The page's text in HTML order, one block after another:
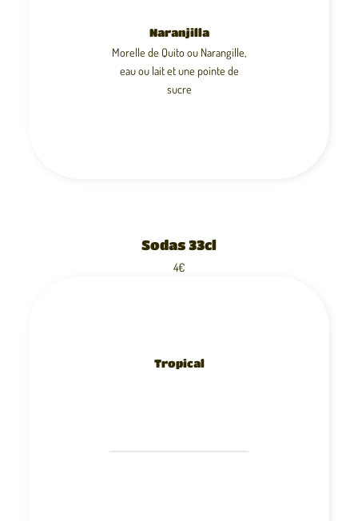
Naranjilla
Morelle de Quito ou Narangille,
eau ou lait et une pointe de
sucre
Sodas 33cl
4€
Tropical